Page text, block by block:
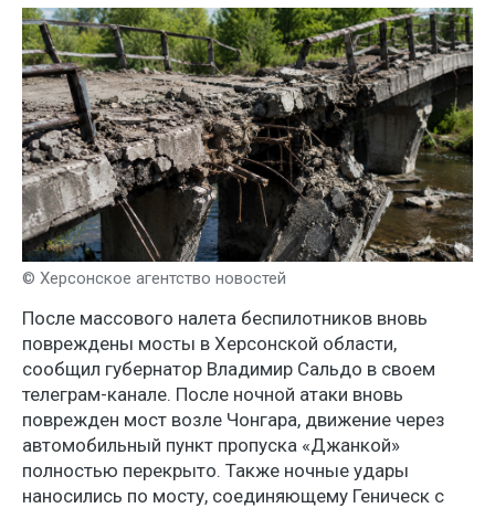
© Херсонское агентство новостей
После массового налета беспилотников вновь
повреждены мосты в Херсонской области,
сообщил губернатор Владимир Сальдо в своем
телеграм-канале. После ночной атаки вновь
поврежден мост возле Чонгара, движение через
автомобильный пункт пропуска «Джанкой»
полностью перекрыто. Также ночные удары
наносились по мосту, соединяющему Геническ с